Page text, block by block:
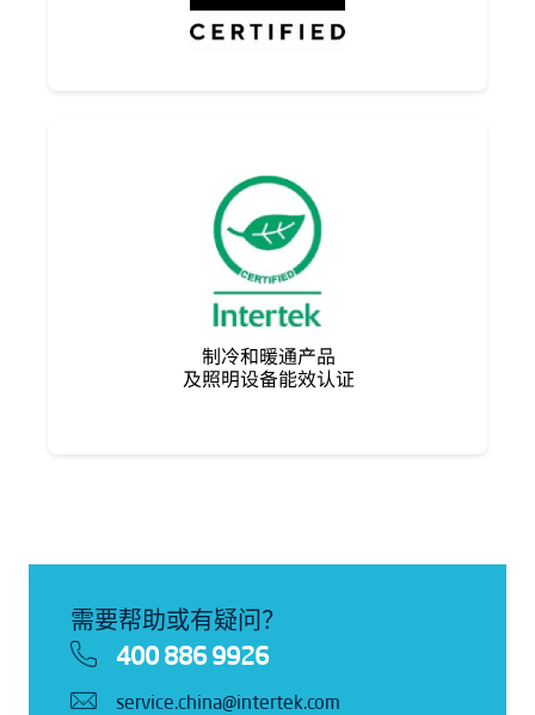
需要帮助或有疑问？
400 886 9926
service.china@intertek.com